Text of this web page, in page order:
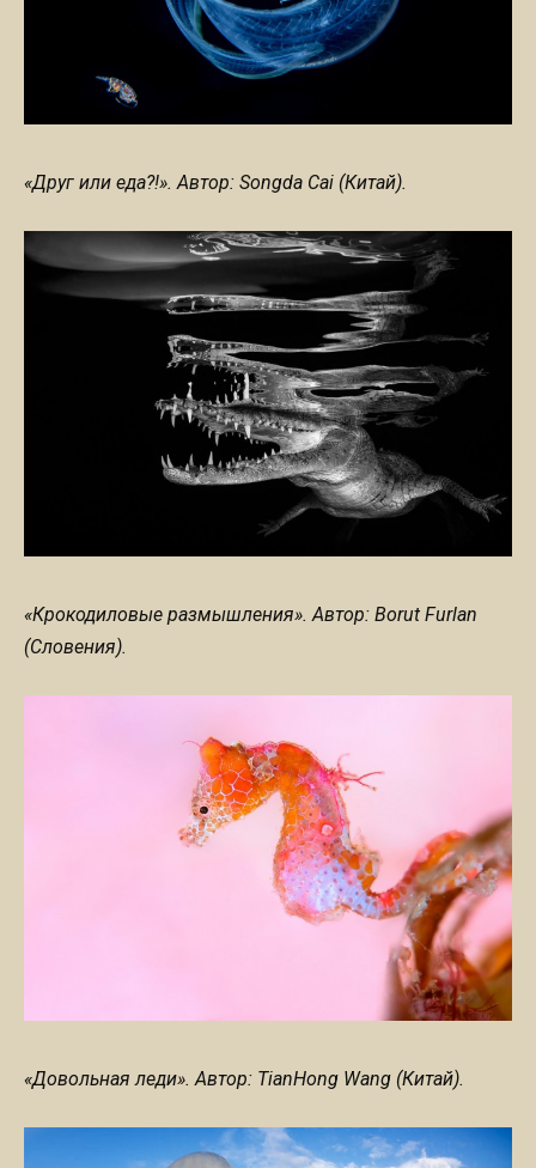
«Друг или еда?!». Автор: Songda Cai (Китай).
«Крокодиловые размышления». Автор: Borut Furlan
(Словения).
«Довольная леди». Автор: TianHong Wang (Китай).